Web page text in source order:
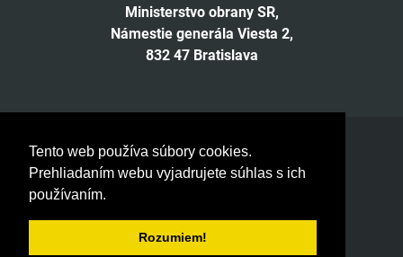
Tento web používa súbory cookies.
Prehliadaním webu vyjadrujete súhlas s ich
používaním.
Rozumiem!
Ministerstvo obrany SR,
Námestie generála Viesta 2,
832 47 Bratislava
Facebook
TwitterInstagram
YouTube